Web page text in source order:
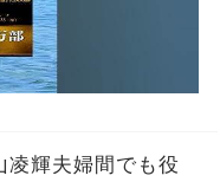
凌輝夫婦間でも役